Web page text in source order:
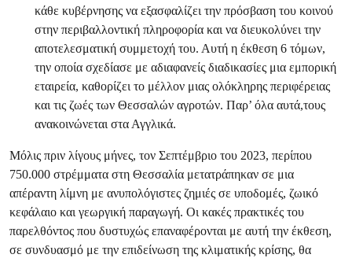
κάθε κυβέρνησης να εξασφαλίζει την πρόσβαση του κοινού
στην περιβαλλοντική πληροφορία και να διευκολύνει την
αποτελεσματική συμμετοχή του. Αυτή η έκθεση 6 τόμων,
την οποία σχεδίασε με αδιαφανείς διαδικασίες μια εμπορική
εταιρεία, καθορίζει το μέλλον μιας ολόκληρης περιφέρειας
και τις ζωές των Θεσσαλών αγροτών. Παρ’ όλα αυτά,τους
ανακοινώνεται στα Αγγλικά.
Μόλις πριν λίγους μήνες, τον Σεπτέμβριο του 2023, περίπου
750.000 στρέμματα στη Θεσσαλία μετατράπηκαν σε μια
απέραντη λίμνη με ανυπολόγιστες ζημιές σε υποδομές, ζωικό
κεφάλαιο και γεωργική παραγωγή. Οι κακές πρακτικές του
παρελθόντος που δυστυχώς επαναφέρονται με αυτή την έκθεση,
σε συνδυασμό με την επιδείνωση της κλιματικής κρίσης, θα